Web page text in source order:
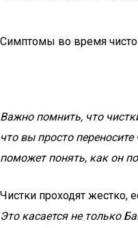
Симптомы во время
Важно помнить, что
что вы просто
поможет понять, как он
Чистки проходят жестко,
Это касается не только